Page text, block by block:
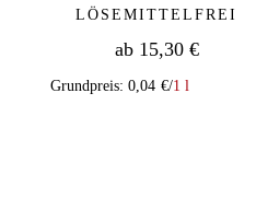
LÖSEMITTELFREI
ab 15,30 €
Grundpreis: 0,04 €/1 l